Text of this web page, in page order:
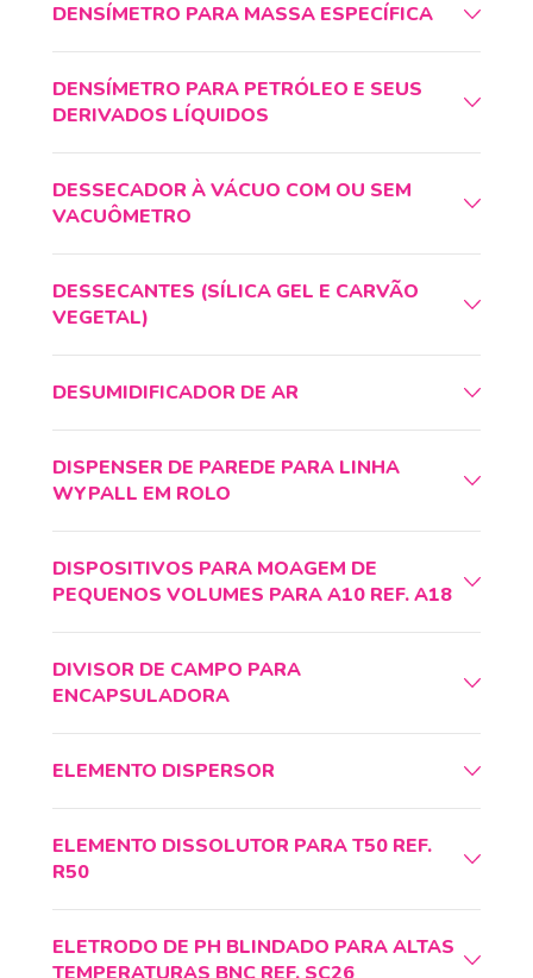
DENSÍMETRO PARA MASSA ESPECÍFICA
DENSÍMETRO PARA PETRÓLEO E SEUS
DERIVADOS LÍQUIDOS
DESSECADOR À VÁCUO COM OU SEM
VACUÔMETRO
DESSECANTES (SÍLICA GEL E CARVÃO
VEGETAL)
DESUMIDIFICADOR DE AR
DISPENSER DE PAREDE PARA LINHA
WYPALL EM ROLO
DISPOSITIVOS PARA MOAGEM DE
PEQUENOS VOLUMES PARA A10 REF. A18
DIVISOR DE CAMPO PARA
ENCAPSULADORA
ELEMENTO DISPERSOR
ELEMENTO DISSOLUTOR PARA T50 REF.
R50
ELETRODO DE PH BLINDADO PARA ALTAS